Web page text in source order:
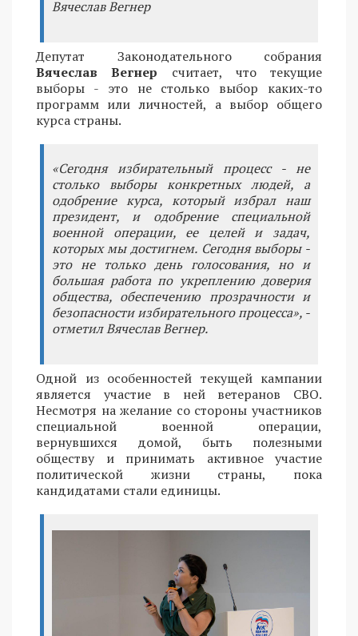
Вячеслав Вегнер
Депутат Законодательного собрания
Вячеслав Вегнер считает, что текущие
выборы - это не столько выбор каких-то
программ или личностей, а выбор общего
курса страны.
«Сегодня избирательный процесс - не
столько выборы конкретных людей, а
одобрение курса, который избрал наш
президент, и одобрение специальной
военной операции, ее целей и задач,
которых мы достигнем. Сегодня выборы -
это не только день голосования, но и
большая работа по укреплению доверия
общества, обеспечению прозрачности и
безопасности избирательного процесса», -
отметил Вячеслав Вегнер.
Одной из особенностей текущей кампании
является участие в ней ветеранов СВО.
Несмотря на желание со стороны участников
специальной военной операции,
вернувшихся домой, быть полезными
обществу и принимать активное участие
политической жизни страны, пока
кандидатами стали единицы.